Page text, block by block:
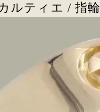
ルティエ / 指